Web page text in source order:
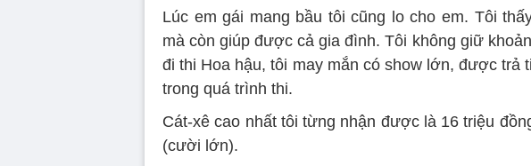
Lúc em gái mang bầu tôi cũng lo cho em. Tôi
mà còn giúp được cả gia đình. Tôi không giữ
đi thi Hoa hậu, tôi may mắn có show lớn, được trả
trong quá trình thi.
Cát-xê cao nhất tôi từng nhận được là 16 triệu
(cười lớn).